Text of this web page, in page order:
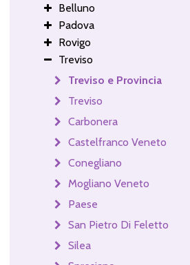
Belluno
Padova
Rovigo
Treviso
Treviso e Provincia
Treviso
Carbonera
Castelfranco Veneto
Conegliano
Mogliano Veneto
Paese
San Pietro Di Feletto
Silea